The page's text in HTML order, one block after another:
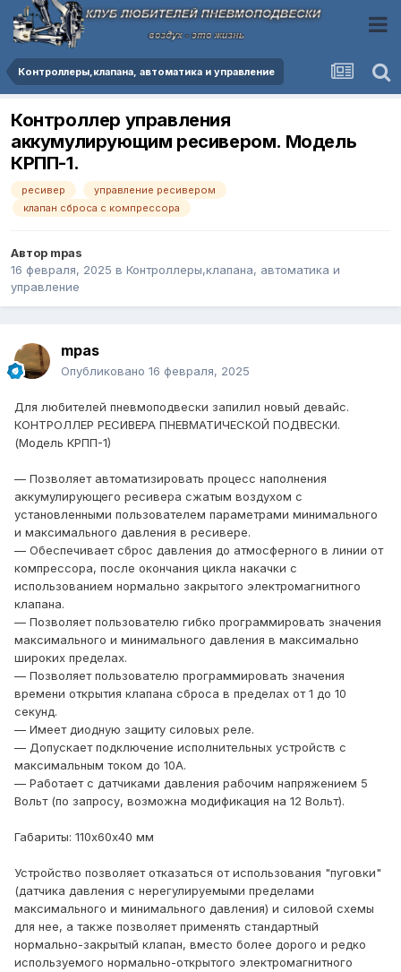
Контроллеры,клапана, автоматика и управление
Контроллер управления
аккумулирующим ресивером. Модель
КРПП-1.
ресивер
управление ресивером
клапан сброса с компрессора
Автор mpas
16 февраля, 2025 в Контроллеры,клапана, автоматика и
управление
mpas
Опубликовано 16 февраля, 2025
Для любителей пневмоподвески запилил новый девайс.
КОНТРОЛЛЕР РЕСИВЕРА ПНЕВМАТИЧЕСКОЙ ПОДВЕСКИ.
(Модель КРПП-1)
— Позволяет автоматизировать процесс наполнения
аккумулирующего ресивера сжатым воздухом с
установленными пользователем параметрами минимального
и максимального давления в ресивере.
— Обеспечивает сброс давления до атмосферного в линии от
компрессора, после окончания цикла накачки с
использованием нормально закрытого электромагнитного
клапана.
— Позволяет пользователю гибко программировать значения
максимального и минимального давления в максимально
широких пределах.
— Позволяет пользователю программировать значения
времени открытия клапана сброса в пределах от 1 до 10
секунд.
— Имеет диодную защиту силовых реле.
— Допускает подключение исполнительных устройств с
максимальным током до 10А.
— Работает с датчиками давления рабочим напряжением 5
Вольт (по запросу, возможна модификация на 12 Вольт).
Габариты: 110х60х40 мм
Устройство позволяет отказаться от использования "пуговки"
(датчика давления с нерегулируемыми пределами
максимального и минимального давления) и силовой схемы
для нее, а также позволяет применять стандартный
нормально-закрытый клапан, вместо более дорого и редко
используемого нормально-открытого электромагнитного